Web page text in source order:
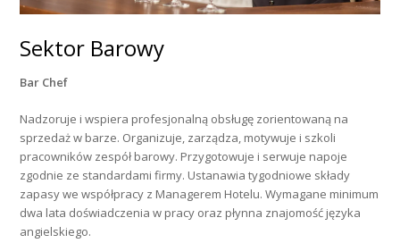
Sektor Barowy
Bar Chef
Nadzoruje i wspiera profesjonalną obsługę zorientowaną na
sprzedaż w barze. Organizuje, zarządza, motywuje i szkoli
pracowników zespół barowy. Przygotowuje i serwuje napoje
zgodnie ze standardami firmy. Ustanawia tygodniowe składy
zapasy we współpracy z Managerem Hotelu. Wymagane minimum
dwa lata doświadczenia w pracy oraz płynna znajomość języka
angielskiego.